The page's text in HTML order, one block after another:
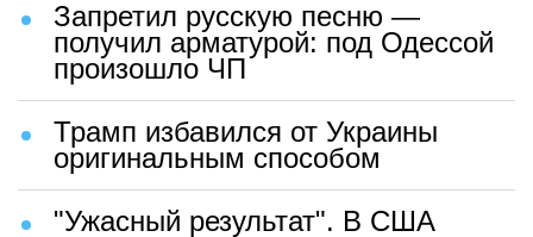
Запретил русскую песню —
получил арматурой: под Одессой
произошло ЧП
Трамп избавился от Украины
оригинальным способом
"Ужасный результат". В США